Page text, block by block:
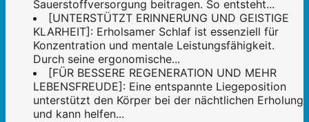
Sauerstoffversorgung beitragen. So entsteht...
[UNTERSTÜTZT ERINNERUNG UND GEISTIGE
KLARHEIT]: Erholsamer Schlaf ist essenziell für
Konzentration und mentale Leistungsfähigkeit.
Durch seine ergonomische...
[FÜR BESSERE REGENERATION UND MEHR
LEBENSFREUDE]: Eine entspannte Liegeposition
unterstützt den Körper bei der nächtlichen Erholung
und kann helfen...